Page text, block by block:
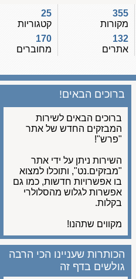
355
מקורות
132
אתרים
קטגוריות
170
מחוברים
ברוכים הבאים!
ברוכים הבאים לשירות
המבזקים החדש של אתר
"פרש"!
השירות ניתן על ידי אתר
"מבזקים.נט", ותוכלו למצוא
בו אפשרויות חדשות, כמו גם
אפשרות לגלוש מהסלולרי
בקלות.
מקווים שתהנו!
הכותרות שעניינו הכי הרבה
גולשים בדף זה